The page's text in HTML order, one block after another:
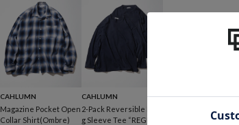
CAHLUMN
Magazine Pocket Open
Collar Shirt(Ombre)
CAHLUMN
2-Pack Reversible Lon
g Sleeve Tee “REGULA